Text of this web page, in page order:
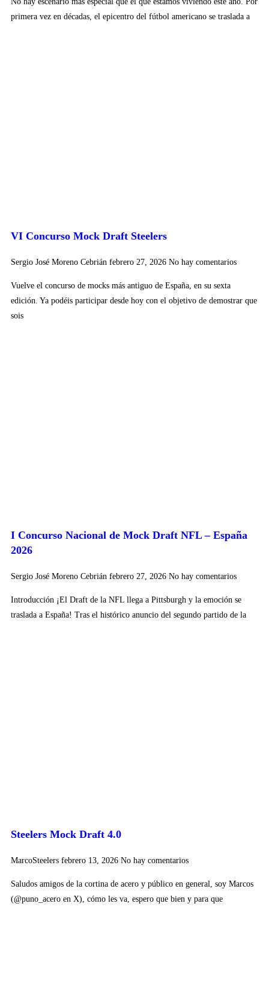
primera vez en décadas, el epicentro del fútbol americano se traslada a
VI Concurso Mock Draft Steelers
Sergio José Moreno Cebrián febrero 27, 2026 No hay comentarios
Vuelve el concurso de mocks más antiguo de España, en su sexta
edición. Ya podéis participar desde hoy con el objetivo de demostrar que
sois
I Concurso Nacional de Mock Draft NFL – España
2026
Sergio José Moreno Cebrián febrero 27, 2026 No hay comentarios
Introducción ¡El Draft de la NFL llega a Pittsburgh y la emoción se
traslada a España! Tras el histórico anuncio del segundo partido de la
Steelers Mock Draft 4.0
MarcoSteelers febrero 13, 2026 No hay comentarios
Saludos amigos de la cortina de acero y público en general, soy Marcos
(@puno_acero en X), cómo les va, espero que bien y para que